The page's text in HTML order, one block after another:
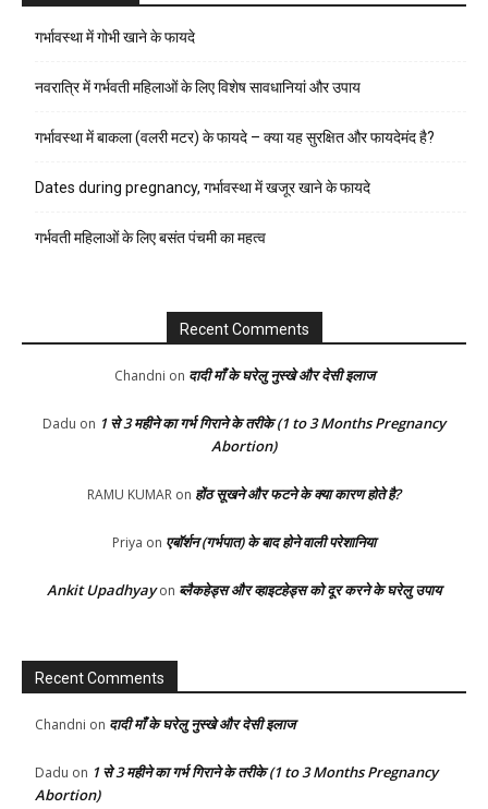
गर्भावस्था में गोभी खाने के फायदे
नवरात्रि में गर्भवती महिलाओं के लिए विशेष सावधानियां और उपाय
गर्भावस्था में बाकला (वलरी मटर) के फायदे – क्या यह सुरक्षित और फायदेमंद है?
Dates during pregnancy, गर्भावस्था में खजूर खाने के फायदे
गर्भवती महिलाओं के लिए बसंत पंचमी का महत्व
Recent Comments
Chandni on दादी माँ के घरेलु नुस्खे और देसी इलाज
Dadu on 1 से 3 महीने का गर्भ गिराने के तरीके (1 to 3 Months Pregnancy
Abortion)
RAMU KUMAR on होंठ सूखने और फटने के क्या कारण होते है?
Priya on एबॉर्शन (गर्भपात) के बाद होने वाली परेशानिया
Ankit Upadhyayon ब्लैकहेड्स और व्हाइटहेड्स को दूर करने के घरेलु उपाय
Recent Comments
Chandni on दादी माँ के घरेलु नुस्खे और देसी इलाज
Dadu on 1 से 3 महीने का गर्भ गिराने के तरीके (1 to 3 Months Pregnancy
Abortion)